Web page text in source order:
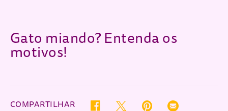
Gato miando? Entenda os
motivos!
COMPARTILHAR Facebook (opens in new window)
Twitter (opens in new window)
Pinterest (opens in new
Email (opens in